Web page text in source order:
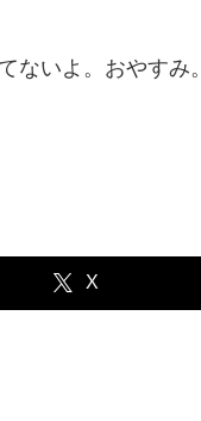
ないよ。おやすみ。
X